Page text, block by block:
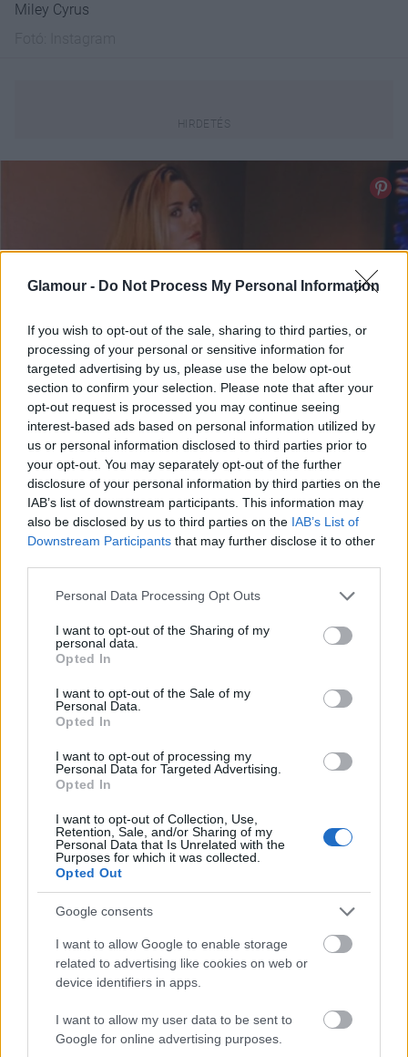
Glamour - Do Not Process My Personal Information
If you wish to opt-out of the sale, sharing to third parties, or
processing of your personal or sensitive information for
targeted advertising by us, please use the below opt-out
section to confirm your selection. Please note that after your
opt-out request is processed you may continue seeing
interest-based ads based on personal information utilized by
us or personal information disclosed to third parties prior to
your opt-out. You may separately opt-out of the further
disclosure of your personal information by third parties on the
IAB’s list of downstream participants. This information may
also be disclosed by us to third parties on the IAB’s List of
Downstream Participants that may further disclose it to other
Please note that this website/app uses one or more Google
not limited to your visit or usage behaviour. You may click to
grant or deny consent to Google and its third-party tags to
use your data for below specified purposes in below Google
consent section.
Personal Data Processing Opt Outs
I want to opt-out of the Sharing of my
personal data.
Opted In
I want to opt-out of the Sale of my
Personal Data.
Opted In
I want to opt-out of processing my
Personal Data for Targeted Advertising.
Opted In
I want to opt-out of Collection, Use,
Retention, Sale, and/or Sharing of my
Personal Data that Is Unrelated with the
Purposes for which it was collected.
Opted Out
Google consents
I want to allow Google to enable storage
related to advertising like cookies on web or
device identifiers in apps.
I want to allow my user data to be sent to
Google for online advertising purposes.
Miley Cyrus
Miley Cyrus
Instagram